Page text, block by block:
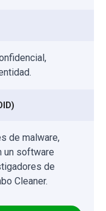
de malware,
un software
de
Cleaner.